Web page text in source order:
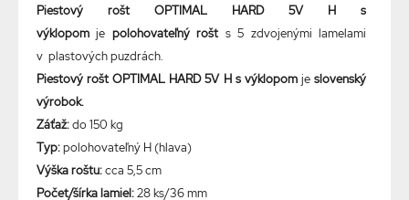
Piestový rošt OPTIMAL HARD 5V H s
výklopom je polohovateľný rošt s 5 zdvojenými lamelami
v plastových puzdrách.
Piestový rošt OPTIMAL HARD 5V H s výklopomjeslovenský
výrobok.
Záťaž:do 150 kg
Typ:polohovateľný H (hlava)
Výška roštu:cca 5,5 cm
Počet/šírka lamiel:28 ks/36 mm